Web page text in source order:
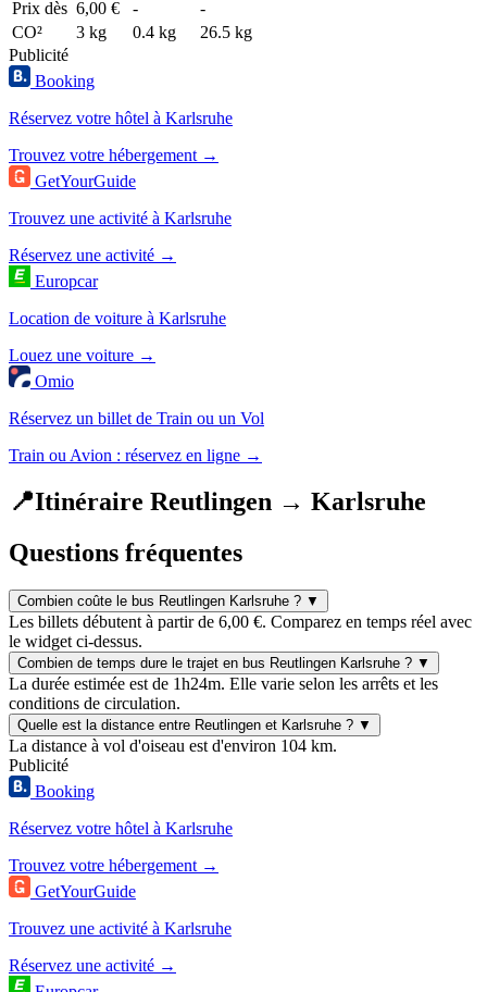
Prix dès 6,00 € -
-
CO²
3 kg 0.4 kg
26.5 kg
Publicité
Booking
Réservez votre hôtel à Karlsruhe
Trouvez votre hébergement →
GetYourGuide
Trouvez une activité à Karlsruhe
Réservez une activité →
Europcar
Location de voiture à Karlsruhe
Louez une voiture →
Omio
Réservez un billet de Train ou un Vol
Train ou Avion : réservez en ligne →
📍Itinéraire Reutlingen → Karlsruhe
Questions fréquentes
Combien coûte le bus Reutlingen Karlsruhe ? ▼
Les billets débutent à partir de 6,00 €. Comparez en temps réel avec
le widget ci-dessus.
Combien de temps dure le trajet en bus Reutlingen Karlsruhe ? ▼
La durée estimée est de 1h24m. Elle varie selon les arrêts et les
conditions de circulation.
Quelle est la distance entre Reutlingen et Karlsruhe ? ▼
La distance à vol d'oiseau est d'environ 104 km.
Publicité
Booking
Réservez votre hôtel à Karlsruhe
Trouvez votre hébergement →
GetYourGuide
Trouvez une activité à Karlsruhe
Réservez une activité →